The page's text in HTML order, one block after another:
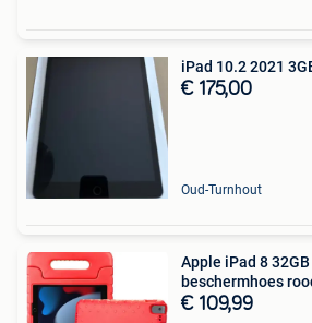
iPad 10.2 2021
€ 175,00
Oud-Turnhout
Apple iPad 8
beschermhoes
€ 109,99